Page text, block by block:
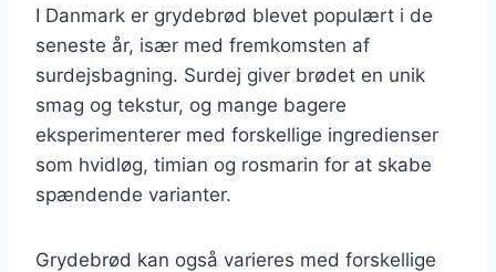
I Danmark er grydebrød blevet populært i de
seneste år, især med fremkomsten af
surdejsbagning. Surdej giver brødet en unik
smag og tekstur, og mange bagere
eksperimenterer med forskellige ingredienser
som hvidløg, timian og rosmarin for at skabe
spændende varianter.
Grydebrød kan også varieres med forskellige